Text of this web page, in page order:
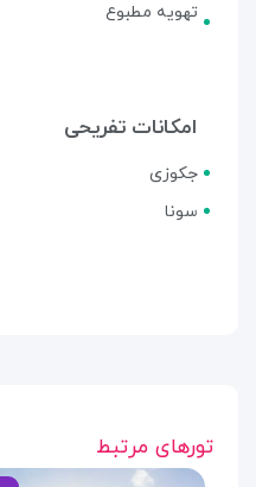
تهویه مطبوع
امکانات تفریحی
جکوزی
سونا
تورهای مرتبط